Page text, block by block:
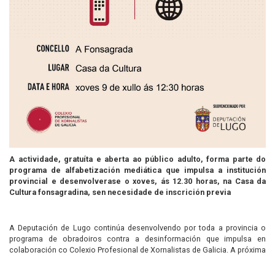
A actividade, gratuíta e aberta ao público adulto, forma parte do
programa de alfabetización mediática que impulsa a institución
provincial e desenvolverase o xoves, ás 12.30 horas, na Casa da
Cultura fonsagradina, sen necesidade de inscrición previa
A Deputación de Lugo continúa desenvolvendo por toda a provincia o
programa de obradoiros contra a desinformación que impulsa en
colaboración co Colexio Profesional de Xornalistas de Galicia. A próxima